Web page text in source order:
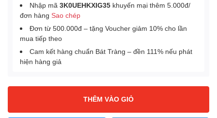
Nhập mã 3K0UEHKXIG35 khuyến mại thêm 5.000đ/
đơn hàng Sao chép
Đơn từ 500.000đ – tặng Voucher giảm 10% cho lần
mua tiếp theo
Cam kết hàng chuẩn Bát Tràng – đền 111% nếu phát
hiện hàng giả
THÊM VÀO GIỎ